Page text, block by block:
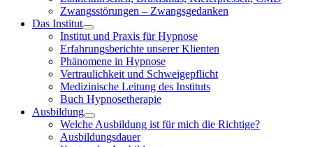
Zwangsstörungen – Zwangsgedanken
Das Institut
Institut und Praxis für Hypnose
Erfahrungsberichte unserer Klienten
Phänomene in Hypnose
Vertraulichkeit und Schweigepflicht
Medizinische Leitung des Instituts
Buch Hypnosetherapie
Ausbildung
Welche Ausbildung ist für mich die Richtige?
Ausbildungsdauer